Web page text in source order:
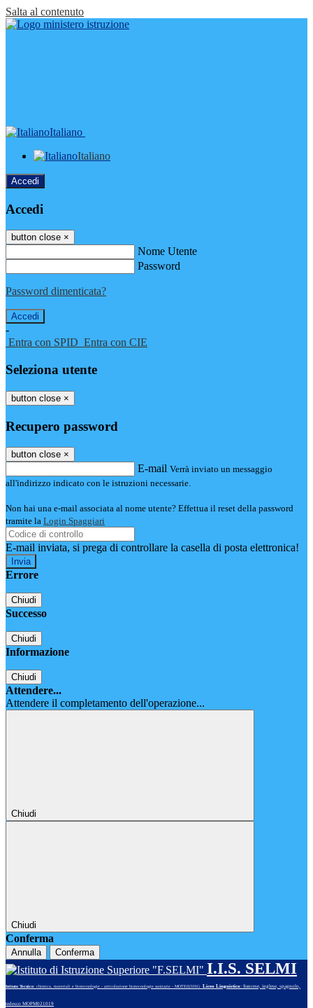
Salta al contenuto
Italiano
Italiano
Accedi
Accedi
button close ×
Nome Utente
Password
Password dimenticata?
-
Entra con SPID Entra con CIE
Seleziona utente
button close ×
Recupero password
button close ×
E-mail Verrà inviato un messaggio
all'indirizzo indicato con le istruzioni necessarie.
Non hai una e-mail associata al nome utente? Effettua il reset della password
tramite la Login Spaggiari
E-mail inviata, si prega di controllare la casella di posta elettronica!
Errore
Chiudi
Successo
Chiudi
Informazione
Chiudi
Attendere...
Attendere il completamento dell'operazione...
Chiudi
Chiudi
Conferma
Annulla Conferma
I.I.S. SELMI
Istituto Tecnico: chimica, materiali e biotecnologie - articolazione biotecnologie sanitarie - MOTE02101G Liceo Linguistico: francese, inglese, spagnolo,
tedesco MOPM021019